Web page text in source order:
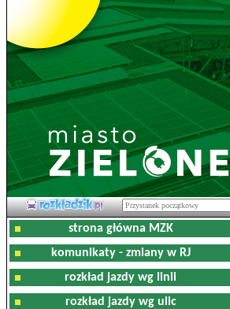
strona główna MZK
komunikaty - zmiany w RJ
rozkład jazdy wg linii
rozkład jazdy wg ulic